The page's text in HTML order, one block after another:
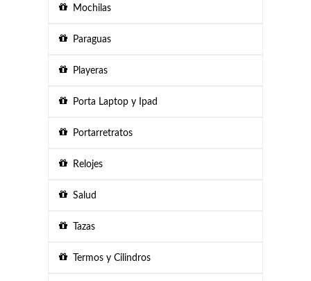
Mochilas
Paraguas
Playeras
Porta Laptop y Ipad
Portarretratos
Relojes
Salud
Tazas
Termos y Cilindros